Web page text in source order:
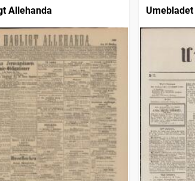
Allehanda
Umebladet